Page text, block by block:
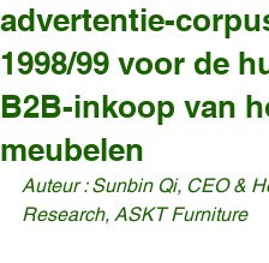
advertentie-
1998/99 voor de
B2B-inkoop van
meubelen
Auteur : Sunbin Qi, CEO &
Research, ASKT Furniture